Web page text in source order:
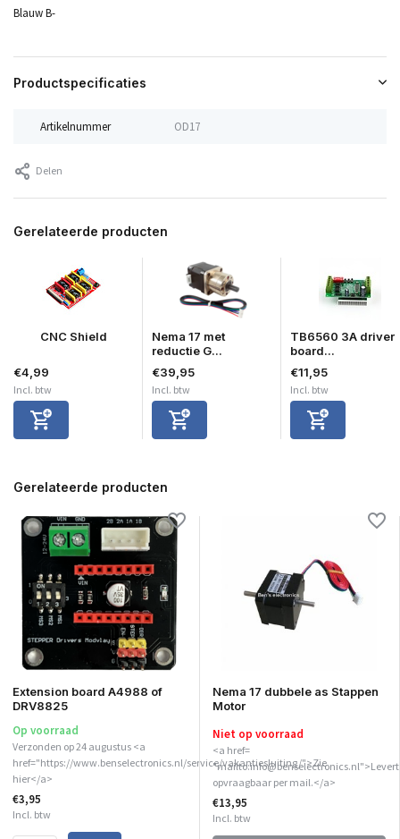
Blauw B-
Productspecificaties
Artikelnummer OD17
Delen
Gerelateerde producten
CNC Shield
€4,99
Incl. btw
Nema 17 met
reductie G...
€39,95
Incl. btw
TB6560 3A driver
board...
€11,95
Incl. btw
Gerelateerde producten
Extension board A4988 of
DRV8825
Op voorraad
Verzonden op 24 augustus <a
href="https://www.benselectronics.nl/service/vakantiesluiting/">Zie
hier</a>
€3,95
Incl. btw
Nema 17 dubbele as Stappen
Motor
Niet op voorraad
<a href=
opvraagbaar per mail.</a>
€13,95
Incl. btw